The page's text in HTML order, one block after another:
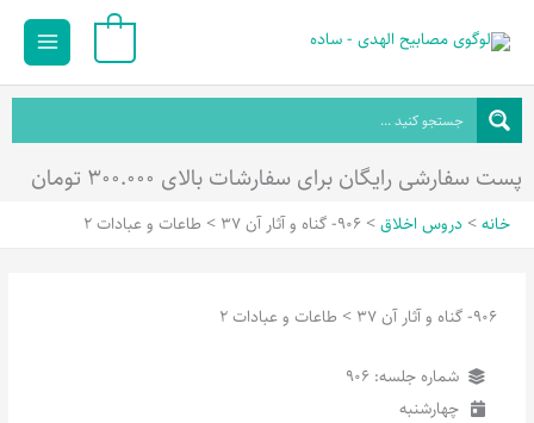
محتوا
Main
پست سفارشی رایگان برای سفارشات بالای ۳۰۰.۰۰۰ تومان
خانه دروس اخلاق 906- گناه و آثار آن 37 > طاعات و عبادات 2
906- گناه و آثار آن 37 > طاعات و عبادات 2
شماره جلسه: 906
چهارشنبه